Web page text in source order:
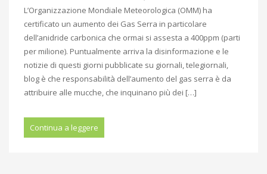
L’Organizzazione Mondiale Meteorologica (OMM) ha
certificato un aumento dei Gas Serra in particolare
dell’anidride carbonica che ormai si assesta a 400ppm (parti
per milione). Puntualmente arriva la disinformazione e le
notizie di questi giorni pubblicate su giornali, telegiornali,
blog è che responsabilità dell’aumento del gas serra è da
attribuire alle mucche, che inquinano più dei […]
Continua a leggere